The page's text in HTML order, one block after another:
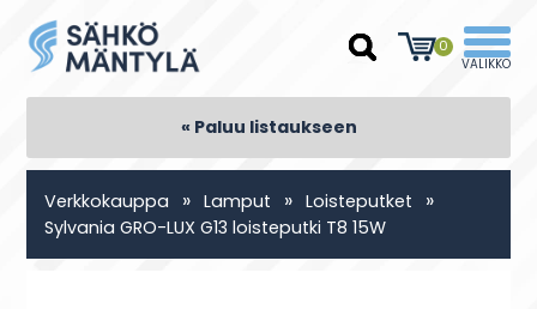
0
« Paluu listaukseen
Verkkokauppa » Lamput » Loisteputket »
Sylvania GRO-LUX G13 loisteputki T8 15W